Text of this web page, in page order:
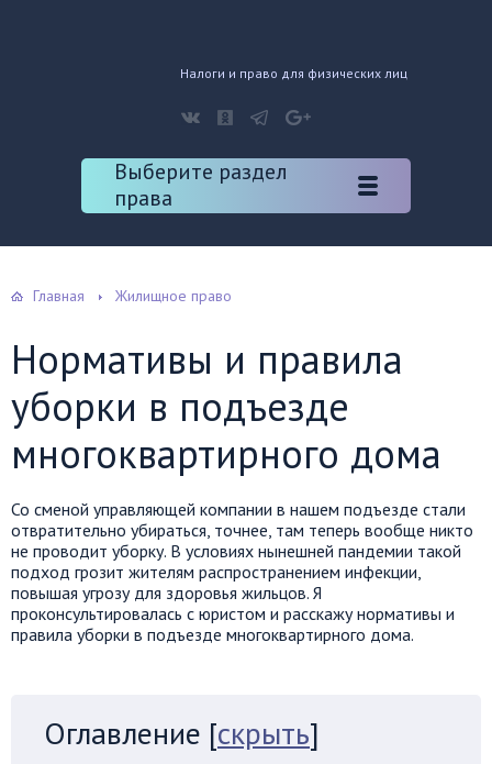
Налоги и право для физических лиц
Выберите раздел
права
Главная Жилищное право
Нормативы и правила
уборки в подъезде
многоквартирного дома
Со сменой управляющей компании в нашем подъезде стали
отвратительно убираться, точнее, там теперь вообще никто
не проводит уборку. В условиях нынешней пандемии такой
подход грозит жителям распространением инфекции,
повышая угрозу для здоровья жильцов. Я
проконсультировалась с юристом и расскажу нормативы и
правила уборки в подъезде многоквартирного дома.
Оглавление [скрыть]